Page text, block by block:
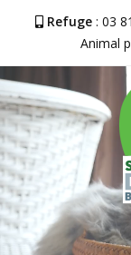
Refuge : 03
Animal